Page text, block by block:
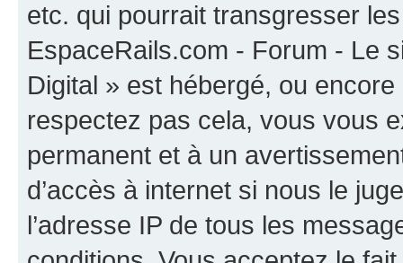
etc. qui pourrait transgresser
EspaceRails.com - Forum - Le
Digital » est hébergé, ou
respectez pas cela, vous vous
permanent et à un
d’accès à internet si nous le
l’adresse IP de tous les